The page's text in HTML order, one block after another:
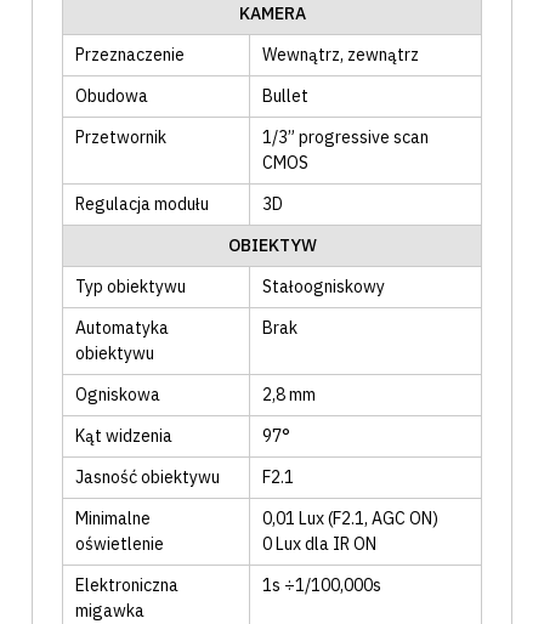
KAMERA
Przeznaczenie
Wewnątrz, zewnątrz
Obudowa
Bullet
Przetwornik
1/3” progressive scan
CMOS
Regulacja modułu
3D
OBIEKTYW
Typ obiektywu
Stałoogniskowy
Automatyka
obiektywu
Brak
Ogniskowa
2,8 mm
Kąt widzenia
97°
Jasność obiektywu
F2.1
Minimalne
oświetlenie
0,01 Lux (F2.1, AGC ON)
0 Lux dla IR ON
Elektroniczna
migawka
1s ÷1/100,000s